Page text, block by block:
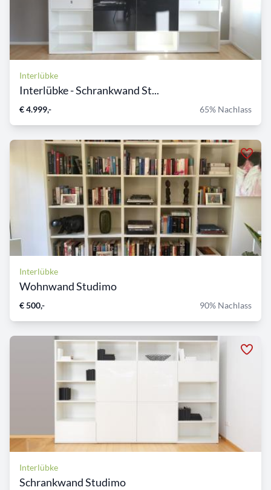
Interlübke
Interlübke - Schrankwand St...
€ 4.999,- 65% Nachlass
Interlübke
Wohnwand Studimo
€ 500,- 90% Nachlass
Interlübke
Schrankwand Studimo